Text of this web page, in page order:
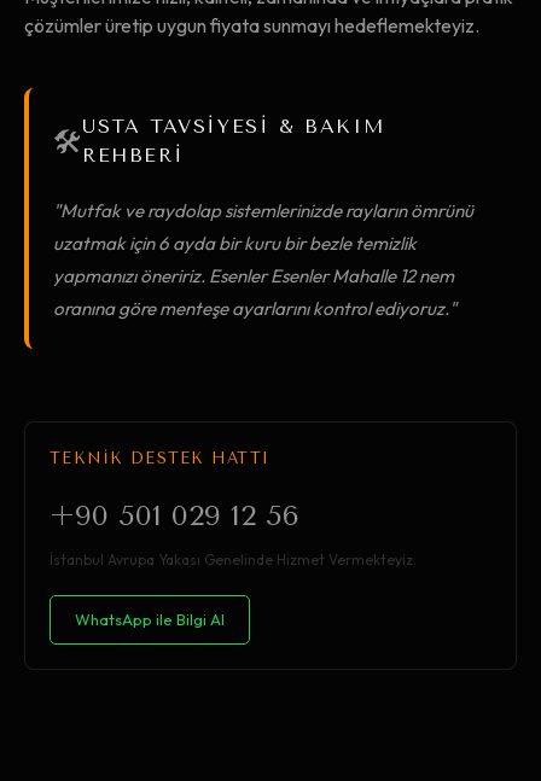
çözümler üretip uygun fiyata sunmayı hedeflemekteyiz.
🛠️USTA TAVSİYESİ & BAKIM
REHBERİ
"Mutfak ve raydolap sistemlerinizde rayların ömrünü
uzatmak için 6 ayda bir kuru bir bezle temizlik
yapmanızı öneririz. Esenler Esenler Mahalle 12 nem
oranına göre menteşe ayarlarını kontrol ediyoruz."
TEKNİK DESTEK HATTI
+90 501 029 12 56
İstanbul Avrupa Yakası Genelinde Hizmet Vermekteyiz.
WhatsApp ile Bilgi Al